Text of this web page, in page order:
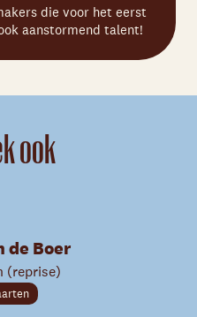
die voor het eerst
aanstormend talent!
ook
de Boer
(reprise)